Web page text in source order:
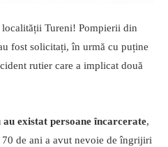
Tureni! Pompierii din
fost solicitați, în urmă cu puține
rutier care a implicat două
au existat persoane încarcerate,
de ani a avut nevoie de îngrijiri